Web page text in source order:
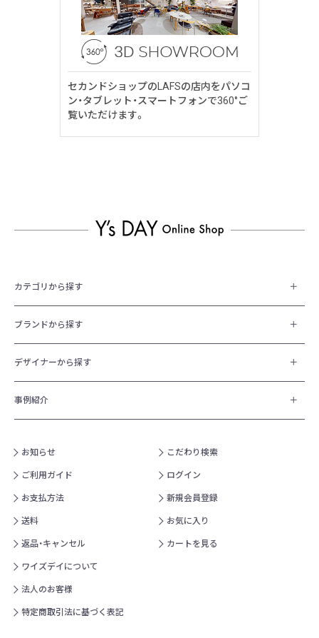
セカンドショップのLAFSの店内をパソコ
ン・タブレット・スマートフォンで360°ご
覧いただけます。
カテゴリから探す
ブランドから探す
デザイナーから探す
事例紹介
お知らせ
ご利用ガイド
お支払方法
送料
返品・キャンセル
ワイズデイについて
法人のお客様
特定商取引法に基づく表記
こだわり検索
ログイン
新規会員登録
お気に入り
カートを見る